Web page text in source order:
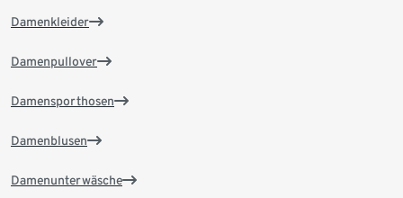
Damenkleider
Damenpullover
Damensporthosen
Damenblusen
Damenunterwäsche